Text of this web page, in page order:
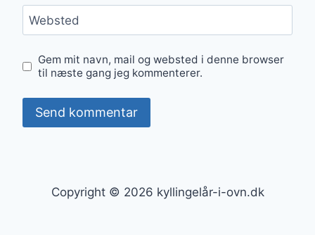
Websted
Gem mit navn, mail og websted i denne browser
til næste gang jeg kommenterer.
Copyright © 2026 kyllingelår-i-ovn.dk